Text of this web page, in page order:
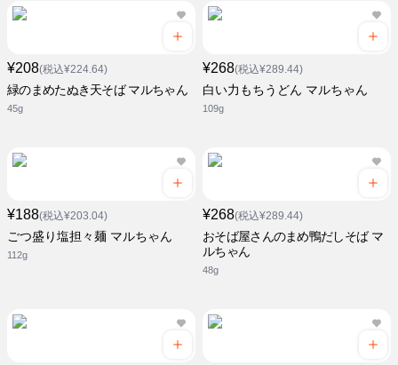
¥208(税込¥224.64)
緑のまめたぬき天そば マルちゃん
45g
¥268(税込¥289.44)
白い力もちうどん マルちゃん
109g
¥188(税込¥203.04)
ごつ盛り塩担々麺 マルちゃん
112g
¥268(税込¥289.44)
おそば屋さんのまめ鴨だしそば マ
ルちゃん
48g